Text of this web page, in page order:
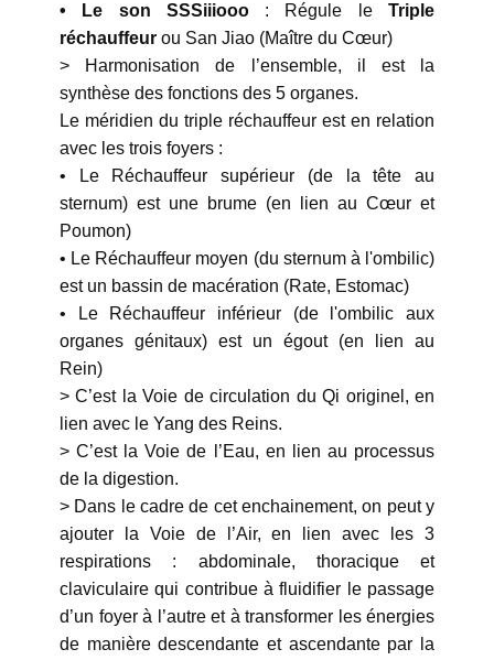
• Le son SSSiiiooo: Régule leTriple
réchauffeur ou San Jiao (Maître du Cœur)
> Harmonisation de l’ensemble, il est la
synthèse des fonctions des 5 organes.
Le méridien du triple réchauffeur est en relation
avec les trois foyers :
• Le Réchauffeur supérieur (de la tête au
sternum) est une brume (en lien au Cœur et
Poumon)
• Le Réchauffeur moyen (du sternum à l'ombilic)
est un bassin de macération (Rate, Estomac)
• Le Réchauffeur inférieur (de l'ombilic aux
organes génitaux) est un égout (en lien au
Rein)
> C’est la Voie de circulation du Qi originel, en
lien avec le Yang des Reins.
> C’est la Voie de l’Eau, en lien au processus
de la digestion.
> Dans le cadre de cet enchainement, on peut y
ajouter la Voie de l’Air, en lien avec les 3
respirations : abdominale, thoracique et
claviculaire qui contribue à fluidifier le passage
d’un foyer à l’autre et à transformer les énergies
de manière descendante et ascendante par la